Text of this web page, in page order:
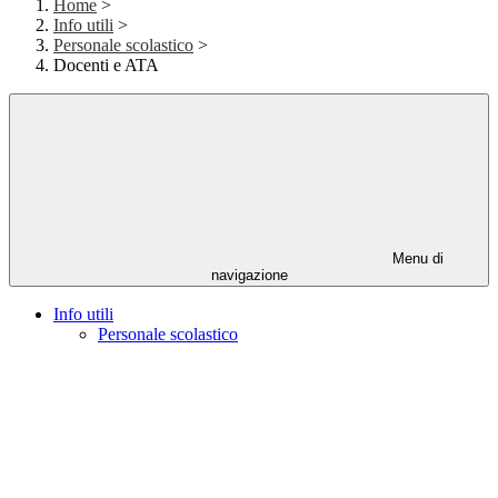
Home >
Info utili >
Personale scolastico >
Docenti e ATA
Menu di
navigazione
Info utili
Personale scolastico